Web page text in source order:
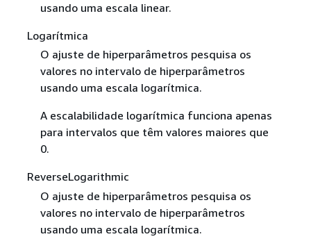
usando uma escala linear.
Logarítmica
O ajuste de hiperparâmetros pesquisa os
valores no intervalo de hiperparâmetros
usando uma escala logarítmica.
A escalabilidade logarítmica funciona apenas
para intervalos que têm valores maiores que
0.
ReverseLogarithmic
O ajuste de hiperparâmetros pesquisa os
valores no intervalo de hiperparâmetros
usando uma escala logarítmica.